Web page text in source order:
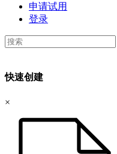
申请试用
登录
快速创建
×